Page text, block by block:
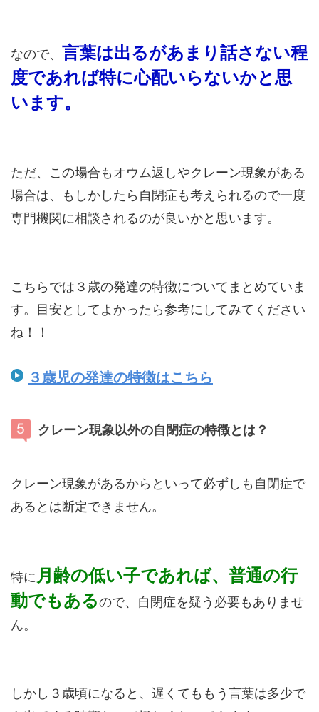
なので、 言葉は出るがあまり話さない程
度であれば特に心配いらないかと思
います。
ただ、この場合もオウム返しやクレーン現象がある
場合は、もしかしたら自閉症も考えられるので一度
専門機関に相談されるのが良いかと思います。
こちらでは３歳の発達の特徴についてまとめていま
す。目安としてよかったら参考にしてみてください
ね！！
３歳児の発達の特徴はこちら
クレーン現象以外の自閉症の特徴とは？
クレーン現象があるからといって必ずしも自閉症で
あるとは断定できません。
特に 月齢の低い子であれば、普通の行
動でもあるので、自閉症を疑う必要もありませ
ん。
しかし３歳頃になると、遅くてももう言葉は多少で